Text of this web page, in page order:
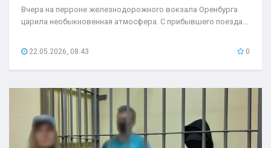
Вчера на перроне железнодорожного вокзала Оренбурга
царила необыкновенная атмосфера. С прибывшего поезда...
22.05.2026, 08:43 0